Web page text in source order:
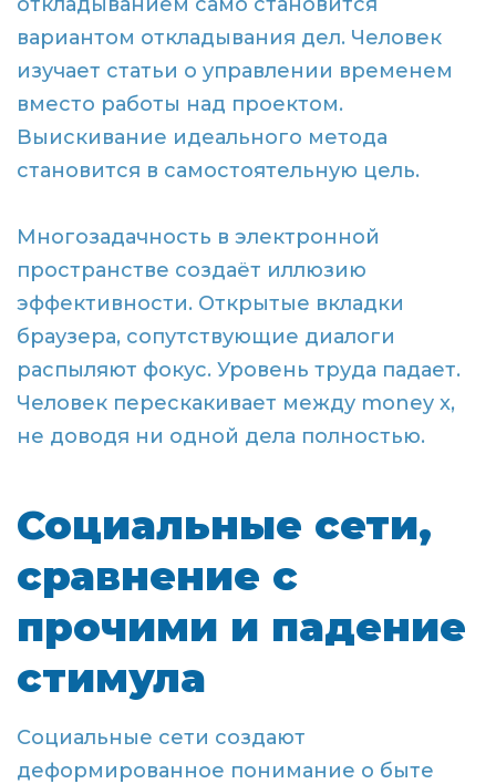
вариантом откладывания дел. Человек
изучает статьи о управлении временем
вместо работы над проектом.
Выискивание идеального метода
становится в самостоятельную цель.
Многозадачность в электронной
пространстве создаёт иллюзию
эффективности. Открытые вкладки
браузера, сопутствующие диалоги
распыляют фокус. Уровень труда падает.
Человек перескакивает между money x,
не доводя ни одной дела полностью.
Социальные сети,
сравнение с
прочими и падение
стимула
Социальные сети создают
деформированное понимание о быте